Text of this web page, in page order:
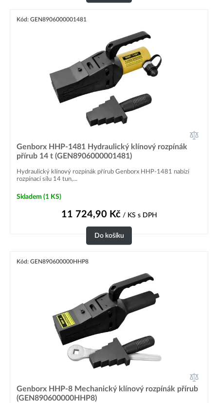
Kód: GEN8906000001481
Genborx HHP-1481 Hydraulický klínový rozpínák
přírub 14 t (GEN8906000001481)
Hydraulický klínový rozpínák přírub Genborx HHP-1481 nabízí
rozpínací sílu 14 tun,...
Skladem (1 KS)
11 724,90 Kč/ KS s DPH
Do košíku
Kód: GEN890600000HHP8
Genborx HHP-8 Mechanický klínový rozpínák přírub
(GEN890600000HHP8)